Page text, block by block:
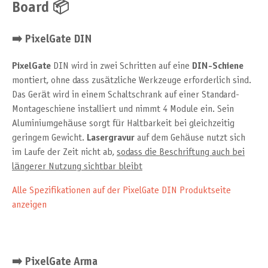
Board 📦
➡️ PixelGate DIN
PixelGate DIN wird in zwei Schritten auf eine DIN-Schiene
montiert, ohne dass zusätzliche Werkzeuge erforderlich sind.
Das Gerät wird in einem Schaltschrank auf einer Standard-
Montageschiene installiert und nimmt 4 Module ein. Sein
Aluminiumgehäuse sorgt für Haltbarkeit bei gleichzeitig
geringem Gewicht. Lasergravur auf dem Gehäuse nutzt sich
im Laufe der Zeit nicht ab, sodass die Beschriftung auch bei
längerer Nutzung sichtbar bleibt
Alle Spezifikationen auf der PixelGate DIN Produktseite
anzeigen
➡️ PixelGate Arma